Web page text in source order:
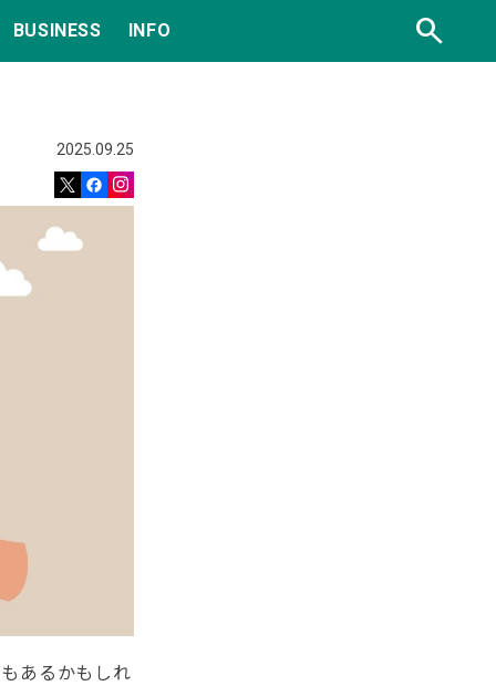
BUSINESS INFO search
2025.09.25
あるかもしれ